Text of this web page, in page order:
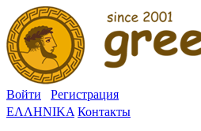
Войти
Регистрация
ΕΛΛΗΝΙΚΑ Контакты